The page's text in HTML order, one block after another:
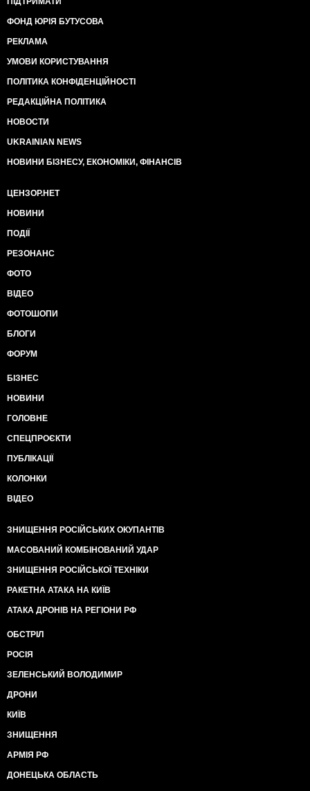
ФОНД ЮРІЯ БУТУСОВА
РЕКЛАМА
УМОВИ КОРИСТУВАННЯ
ПОЛІТИКА КОНФІДЕНЦІЙНОСТІ
РЕДАКЦІЙНА ПОЛІТИКА
НОВОСТИ
UKRAINIAN NEWS
НОВИНИ БІЗНЕСУ, ЕКОНОМІКИ, ФІНАНСІВ
ЦЕНЗОР.НЕТ
НОВИНИ
ПОДІЇ
РЕЗОНАНС
ФОТО
ВІДЕО
ФОТОШОПИ
БЛОГИ
ФОРУМ
БІЗНЕС
НОВИНИ
ГОЛОВНЕ
СПЕЦПРОЄКТИ
ПУБЛІКАЦІЇ
КОЛОНКИ
ВІДЕО
ЗНИЩЕННЯ РОСІЙСЬКИХ ОКУПАНТІВ
МАСОВАНИЙ КОМБІНОВАНИЙ УДАР
ЗНИЩЕННЯ РОСІЙСЬКОЇ ТЕХНІКИ
РАКЕТНА АТАКА НА КИЇВ
АТАКА ДРОНІВ НА РЕГІОНИ РФ
ОБСТРІЛ
РОСІЯ
ЗЕЛЕНСЬКИЙ ВОЛОДИМИР
ДРОНИ
КИЇВ
ЗНИЩЕННЯ
АРМІЯ РФ
ДОНЕЦЬКА ОБЛАСТЬ